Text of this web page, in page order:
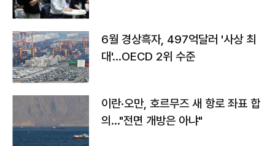
6월 경상흑자, 497억달러 '사상 최
대'…OECD 2위 수준
이란·오만, 호르무즈 새 항로 좌표 합
의…"전면 개방은 아냐"